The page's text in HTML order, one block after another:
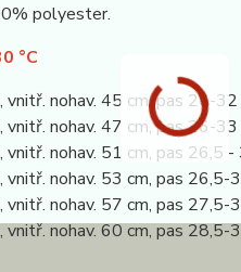
polyester.
°C
nohav. 45 cm, pas 26-32
nohav. 47 cm, pas 26-33
nohav. 51 cm, pas 26,5 -
nohav. 53 cm, pas 26,5-
nohav. 57 cm, pas 27,5-
nohav. 60 cm, pas 28,5-